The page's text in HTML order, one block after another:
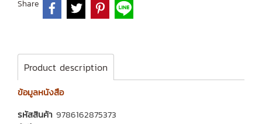
Share
Product description
ข้อมูลหนังสือ
รหัสสินค้า 9786162875373